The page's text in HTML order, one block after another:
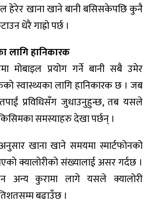
हेरेर खाना खाने बानी बसिसकेपछि कुनै
धेरै गाह्रो पर्छ ।
लागि हानिकारक
मोबाइल प्रयोग गर्ने बानी सबै उमेर
स्वास्थ्यका लागि हानिकारक छ । जब
प्रविधिसँग जुधाउनुहुन्छ, तब यसले
किसिमका समस्याहरु देखा पर्छन् ।
खाना खाने समयमा स्मार्टफोनको
क्यालोरीको संख्यालाई असर गर्दछ ।
अन्य कुरामा लागे यसले क्यालोरी
बढाउँछ ।